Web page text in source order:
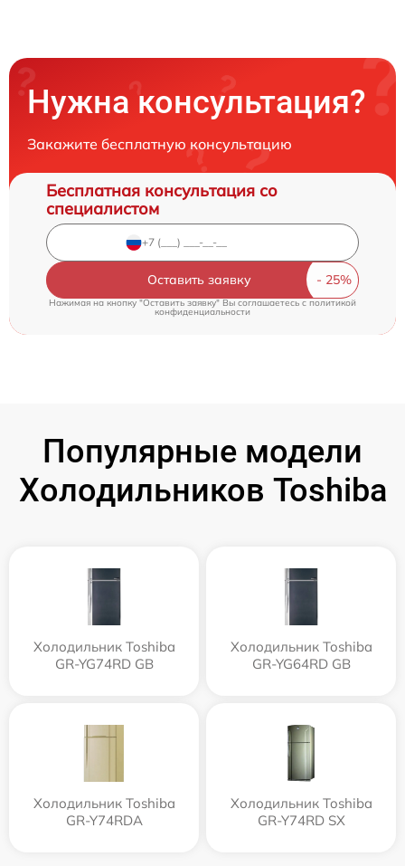
Нужна консультация?
Закажите бесплатную консультацию
Бесплатная консультация со
специалистом
Оставить заявку
Нажимая на кнопку "Оставить заявку" Вы соглашаетесь cполитикой
конфиденциальности
Популярные модели
Холодильников Toshiba
Холодильник Toshiba
GR-YG74RD GB
Холодильник Toshiba
GR-YG64RD GB
Холодильник Toshiba
GR-Y74RDA
Холодильник Toshiba
GR-Y74RD SX